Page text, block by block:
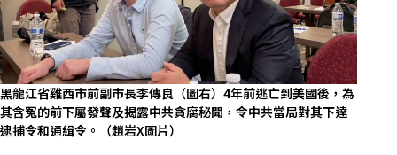
黑龍江省雞西市前副市長李傳良（圖右）4年前逃亡到美國後，為
其含冤的前下屬發聲及揭露中共貪腐秘聞，令中共當局對其下達
逮捕令和通緝令。（趙岩X圖片）